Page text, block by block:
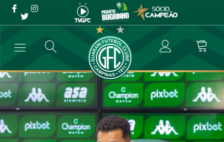
Yuri é apresentado e visa
estreia na sexta-feira:
‘Chego muito motivado’